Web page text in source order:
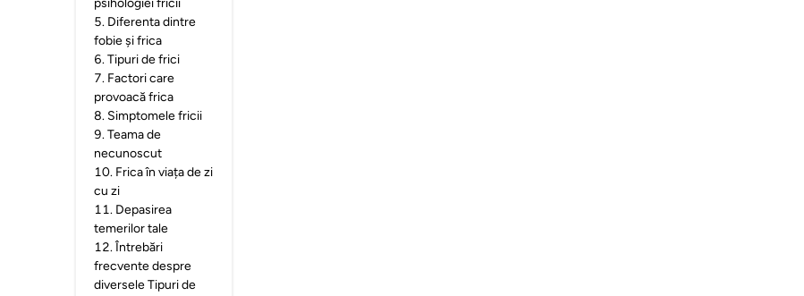
psihologiei fricii
5. Diferenta dintre
fobie și frica
6.Tipuri de frici
7. Factori care
provoacă frica
8. Simptomele fricii
9.Teama de
necunoscut
10. Frica în viața de zi
cu zi
11. Depasirea
temerilor tale
12.Întrebări
frecvente despre
diversele Tipuri de